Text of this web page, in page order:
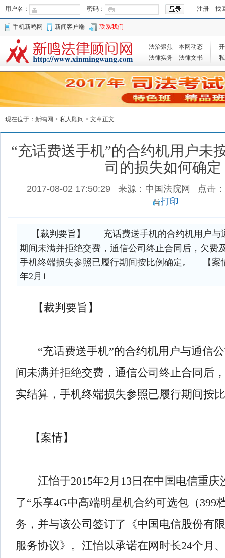
用户名： 密码： 注册 找
手机新鸣网 新闻客户端 联系我们
法治聚焦
本网动态
法律实务
法律文书
现在位于： 新鸣网 > 私人顾问 > 文章正文
“充话费送手机”的合约机用户未
司的损失如何确定
2017-08-02 17:50:29 来源：中国法院网 点击：
打印
【裁判要旨】 充话费送手机的合约机用户与
期间未满并拒绝交费，通信公司终止合同后，欠费
手机终端损失参照已履行期间按比例确定。 【
年2月1
【裁判要旨】
“充话费送手机”的合约机用户与通信公
间未满并拒绝交费，通信公司终止合同后
实结算，手机终端损失参照已履行期间按
【案情】
江怡于2015年2月13日在中国电信重庆
了“乐享4G中高端明星机合约可选包（399
务，并与该公司签订了《中国电信股份有
服务协议》。江怡以承诺在网时长24个月